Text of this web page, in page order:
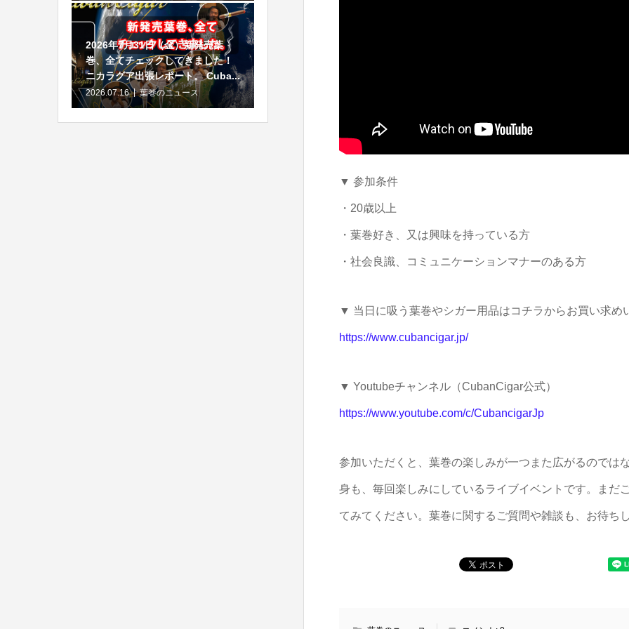
▼ 参加条件
・20歳以上
・葉巻好き、又は興味を持っている方
・社会良識、コミュニケーションマナーのある方
▼ 当日に吸う葉巻やシガー用品はコチラからお買い求め
https://www.cubancigar.jp/
▼ Youtubeチャンネル（CubanCigar公式）
https://www.youtube.com/c/CubancigarJp
参加いただくと、葉巻の楽しみが一つまた広がるのでは
身も、毎回楽しみにしているライブイベントです。まだ
てみてください。葉巻に関するご質問や雑談も、お待ち
2026年7月31日（金）新発売葉
巻、全てチェックしてきました！
ニカラグア出張レポート。 Cuba...
2026.07.16 葉巻のニュース